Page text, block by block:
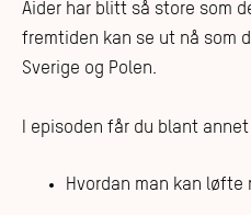
Aider har blitt så store som
fremtiden kan se ut nå som
Sverige og Polen.
I episoden får du blant
Hvordan man kan løfte